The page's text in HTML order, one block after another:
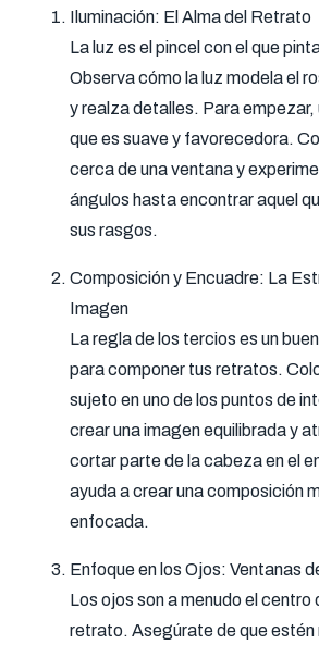
Iluminación: El Alma del Retrato
La luz es el pincel con el que
Observa cómo la luz modela el
y realza detalles. Para empezar,
que es suave y favorecedora.
cerca de una ventana y
ángulos hasta encontrar aquel
sus rasgos.
Composición y Encuadre: La
Imagen
La regla de los tercios es un
para componer tus retratos.
sujeto en uno de los puntos de
crear una imagen equilibrada y
cortar parte de la cabeza en el
ayuda a crear una composición
enfocada.
Enfoque en los Ojos: Ventanas
Los ojos son a menudo el centro
retrato. Asegúrate de que estén